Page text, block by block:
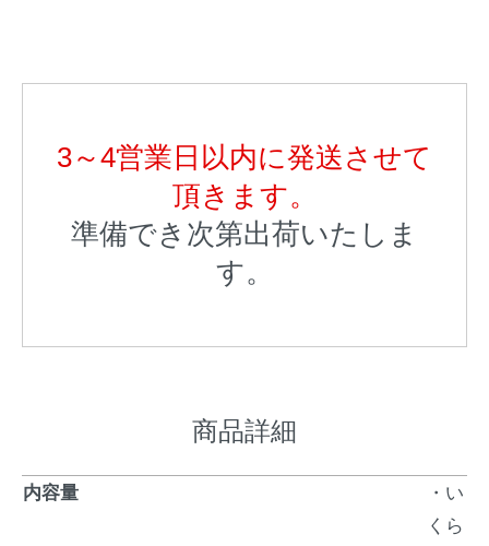
3～4営業日以内に発送させて
頂きます。
準備でき次第出荷いたしま
す。
商品詳細
内容量
・い
くら